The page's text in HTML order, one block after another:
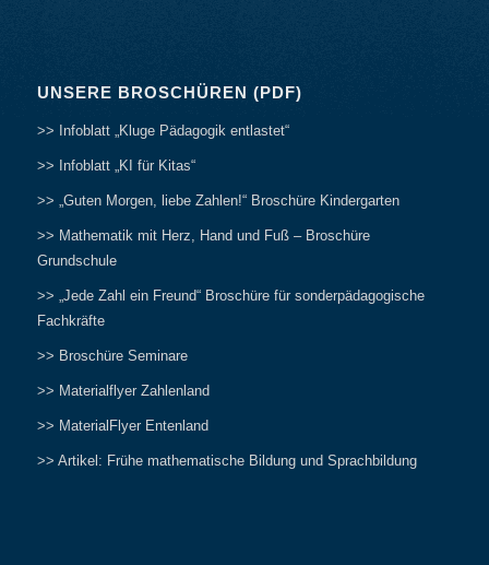
UNSERE BROSCHÜREN (PDF)
>> Infoblatt „Kluge Pädagogik entlastet“
>> Infoblatt „KI für Kitas“
>> „Guten Morgen, liebe Zahlen!“ Broschüre Kindergarten
>> Mathematik mit Herz, Hand und Fuß – Broschüre
Grundschule
>> „Jede Zahl ein Freund“ Broschüre für sonderpädagogische
Fachkräfte
>> Broschüre Seminare
>> Materialflyer Zahlenland
>> MaterialFlyer Entenland
>> Artikel: Frühe mathematische Bildung und Sprachbildung